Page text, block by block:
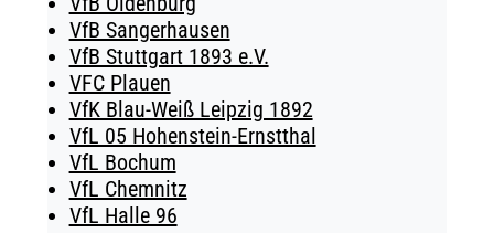
VfB Sangerhausen
VfB Stuttgart 1893 e.V.
VFC Plauen
VfK Blau-Weiß Leipzig 1892
VfL 05 Hohenstein-Ernstthal
VfL Bochum
VfL Chemnitz
VfL Halle 96